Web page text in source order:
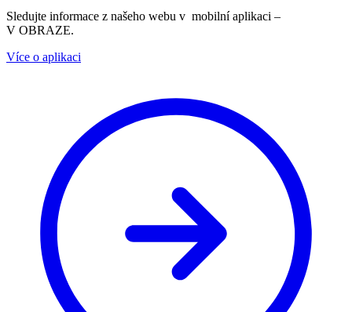
Sledujte informace z našeho webu v mobilní aplikaci –
V OBRAZE.
Více o aplikaci